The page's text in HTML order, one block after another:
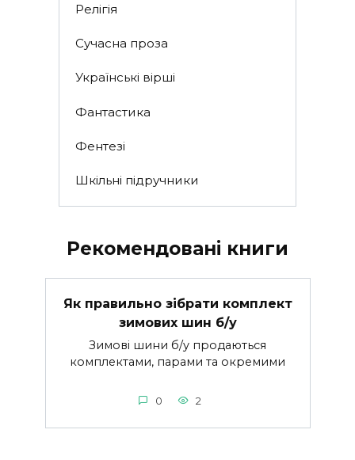
Релігія
Сучасна проза
Українські вірші
Фантастика
Фентезі
Шкільні підручники
Рекомендовані книги
Як правильно зібрати комплект
зимових шин б/у
Зимові шини б/у продаються
комплектами, парами та окремими
0 2